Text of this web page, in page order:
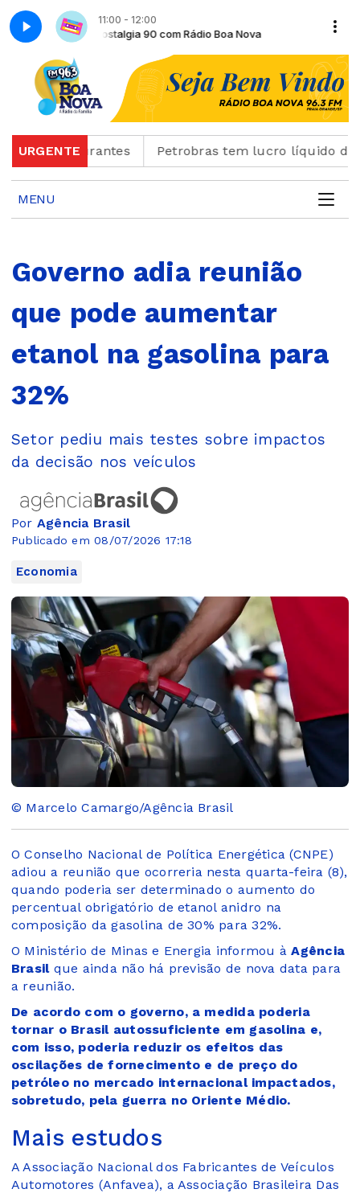
11:00 - 12:00
Nova Nostalgia 90 com Rádio Boa Nova
ThomasReprise Momento da Palavra com Pe. Joseph Thomas
URGENTE
e restaurantes Petrobras tem lucro líquido de R$
MENU
Governo adia reunião
que pode aumentar
etanol na gasolina para
32%
Setor pediu mais testes sobre impactos
da decisão nos veículos
Por Agência Brasil
Publicado em 08/07/2026 17:18
Economia
© Marcelo Camargo/Agência Brasil
O Conselho Nacional de Política Energética (CNPE)
adiou a reunião que ocorreria nesta quarta-feira (8),
quando poderia ser determinado o aumento do
percentual obrigatório de etanol anidro na
composição da gasolina de 30% para 32%.
O Ministério de Minas e Energia informou àAgência
Brasilque ainda não há previsão de nova data para
a reunião.
De acordo com o governo, a medida poderia
tornar o Brasil autossuficiente em gasolina e,
com isso, poderia reduzir os efeitos das
oscilações de fornecimento e de preço do
petróleo no mercado internacional impactados,
sobretudo, pela guerra no Oriente Médio.
Mais estudos
A Associação Nacional dos Fabricantes de Veículos
Automotores (Anfavea), a Associação Brasileira Das